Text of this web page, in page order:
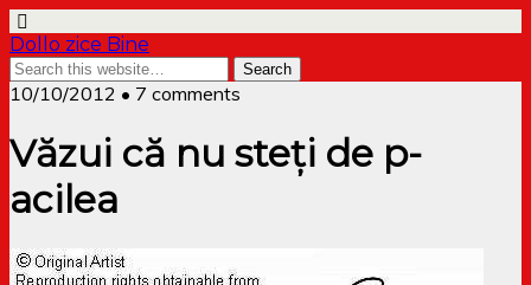
Dollo zice Bine
10/10/2012 • 7 comments
Văzui că nu steți de p-
acilea